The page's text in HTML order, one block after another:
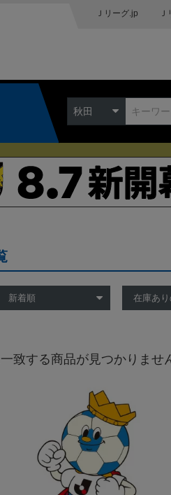
Ｊリーグ.jp
秋田
致する商品が見つかりませ